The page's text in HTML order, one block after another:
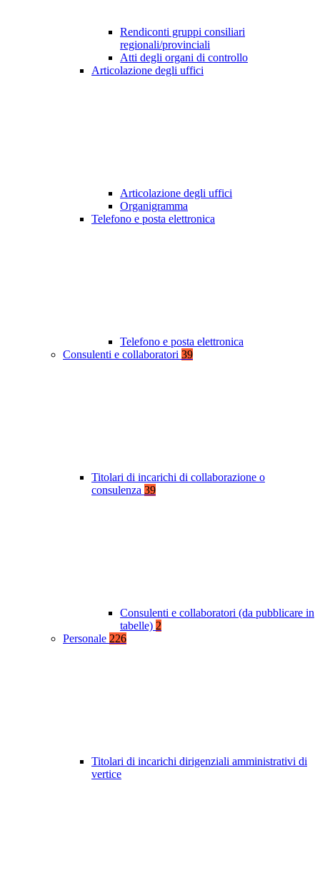
Rendiconti gruppi consiliari
regionali/provinciali
Atti degli organi di controllo
Articolazione degli uffici
Articolazione degli uffici
Organigramma
Telefono e posta elettronica
Telefono e posta elettronica
Consulenti e collaboratori 39
Titolari di incarichi di collaborazione o
consulenza 39
Consulenti e collaboratori (da pubblicare in
tabelle) 2
Personale 226
Titolari di incarichi dirigenziali amministrativi di
vertice